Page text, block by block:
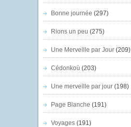
Bonne journée (297)
Rions un peu (275)
Une Merveille par Jour(209)
Cédonkoù (203)
Une merveille par jour(198)
Page Blanche (191)
Voyages(191)